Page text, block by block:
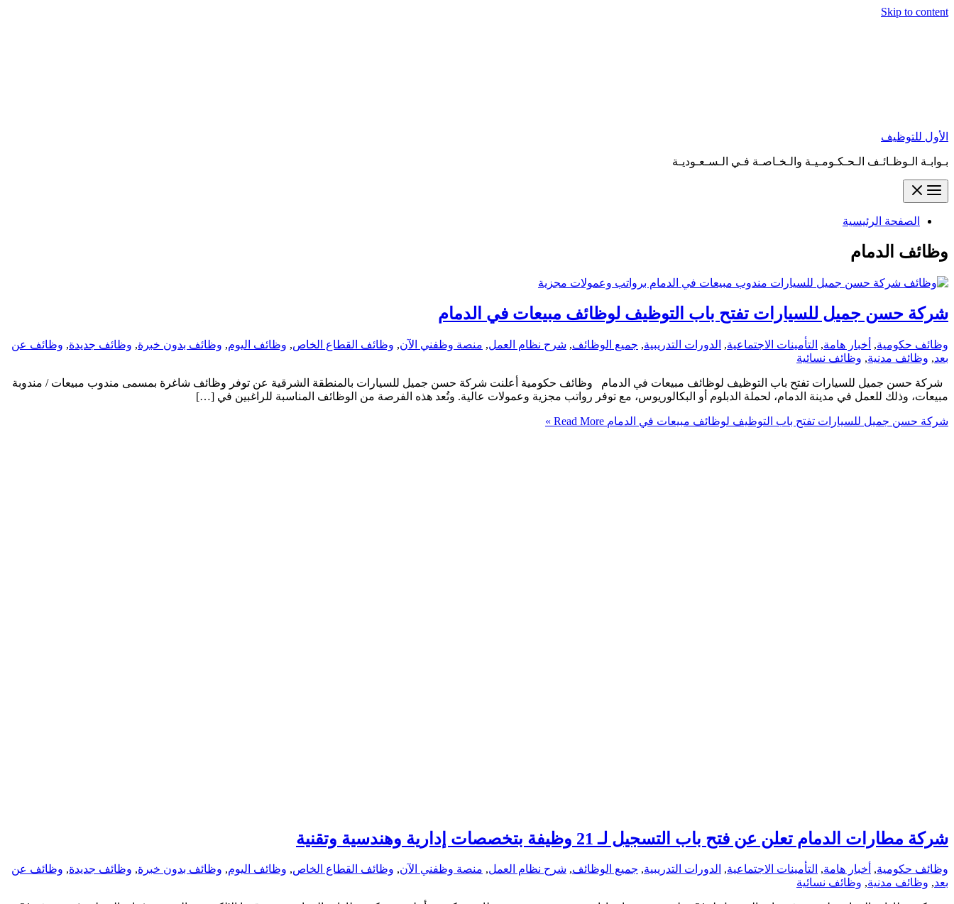
Skip to content
الأول للتوظيف
بـوابـة الـوظـائـف الـحـكـومـيـة والـخـاصـة فـي الـسـعـوديـة
الصفحة الرئيسية
وظائف الدمام
شركة حسن جميل للسيارات تفتح باب التوظيف لوظائف مبيعات في الدمام
وظائف حكومية, أخبار هامة, التأمينات الاجتماعية, الدورات التدريبية, جميع الوظائف, شرح نظام العمل, منصة وظفني الآن, وظائف القطاع الخاص, وظائف اليوم, وظائف بدون خبرة, وظائف جديدة, وظائف عن
بعد, وظائف مدنية, وظائف نسائية
شركة حسن جميل للسيارات تفتح باب التوظيف لوظائف مبيعات في الدمام وظائف حكومية أعلنت شركة حسن جميل للسيارات بالمنطقة الشرقية عن توفر وظائف شاغرة بمسمى مندوب مبيعات / مندوبة
مبيعات، وذلك للعمل في مدينة الدمام، لحملة الدبلوم أو البكالوريوس، مع توفر رواتب مجزية وعمولات عالية. وتُعد هذه الفرصة من الوظائف المناسبة للراغبين في […]
شركة حسن جميل للسيارات تفتح باب التوظيف لوظائف مبيعات في الدمام
شركة مطارات الدمام تعلن عن فتح باب التسجيل لـ 21 وظيفة بتخصصات إدارية وهندسية وتقنية
وظائف حكومية, أخبار هامة, التأمينات الاجتماعية, الدورات التدريبية, جميع الوظائف, شرح نظام العمل, منصة وظفني الآن, وظائف القطاع الخاص, وظائف اليوم, وظائف بدون خبرة, وظائف جديدة, وظائف عن
بعد, وظائف مدنية, وظائف نسائية